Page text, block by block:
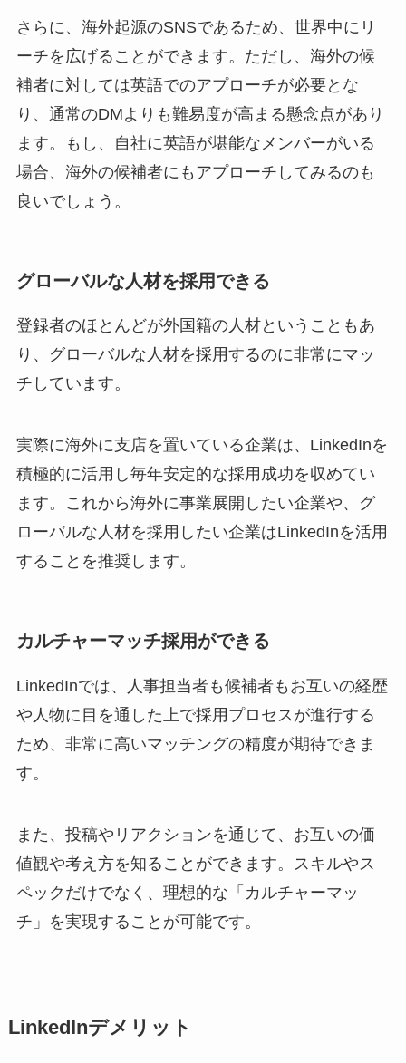
さらに、海外起源のSNSであるため、世界中にリ
ーチを広げることができます。ただし、海外の候
補者に対しては英語でのアプローチが必要とな
り、通常のDMよりも難易度が高まる懸念点があり
ます。もし、自社に英語が堪能なメンバーがいる
場合、海外の候補者にもアプローチしてみるのも
良いでしょう。
グローバルな人材を採用できる
登録者のほとんどが外国籍の人材ということもあ
り、グローバルな人材を採用するのに非常にマッ
チしています。
実際に海外に支店を置いている企業は、LinkedInを
積極的に活用し毎年安定的な採用成功を収めてい
ます。これから海外に事業展開したい企業や、グ
ローバルな人材を採用したい企業はLinkedInを活用
することを推奨します。
カルチャーマッチ採用ができる
LinkedInでは、人事担当者も候補者もお互いの経歴
や人物に目を通した上で採用プロセスが進行する
ため、非常に高いマッチングの精度が期待できま
す。
また、投稿やリアクションを通じて、お互いの価
値観や考え方を知ることができます。スキルやス
ペックだけでなく、理想的な「カルチャーマッ
チ」を実現することが可能です。
LinkedInデメリット